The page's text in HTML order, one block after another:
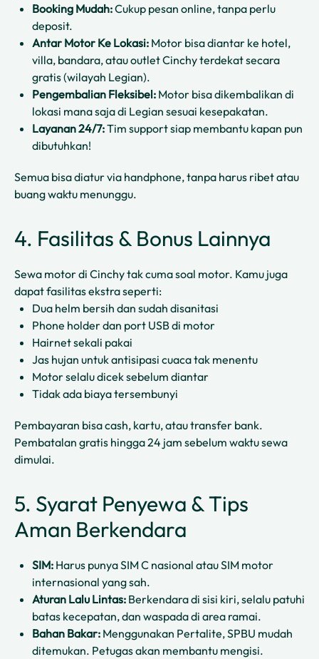
Booking Mudah:Cukup pesan online, tanpa perlu
deposit.
Antar Motor Ke Lokasi: Motor bisa diantar ke hotel,
villa, bandara, atau outlet Cinchy terdekat secara
gratis (wilayah Legian).
Pengembalian Fleksibel: Motor bisa dikembalikan di
lokasi mana saja di Legian sesuai kesepakatan.
Layanan 24/7:Tim support siap membantu kapan pun
dibutuhkan!
Semua bisa diatur via handphone, tanpa harus ribet atau
buang waktu menunggu.
4. Fasilitas & Bonus Lainnya
Sewa motor di Cinchy tak cuma soal motor. Kamu juga
dapat fasilitas ekstra seperti:
Dua helm bersih dan sudah disanitasi
Phone holder dan port USB di motor
Hairnet sekali pakai
Jas hujan untuk antisipasi cuaca tak menentu
Motor selalu dicek sebelum diantar
Tidak ada biaya tersembunyi
Pembayaran bisa cash, kartu, atau transfer bank.
Pembatalan gratis hingga 24 jam sebelum waktu sewa
dimulai.
5. Syarat Penyewa & Tips
Aman Berkendara
SIM: Harus punya SIM C nasional atau SIM motor
internasional yang sah.
Aturan Lalu Lintas: Berkendara di sisi kiri, selalu patuhi
batas kecepatan, dan waspada di area ramai.
Bahan Bakar: Menggunakan Pertalite, SPBU mudah
ditemukan. Petugas akan membantu mengisi.